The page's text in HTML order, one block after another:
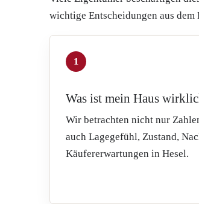
wichtige Entscheidungen aus
1
Was ist mein Haus
Wir betrachten nicht nur
auch Lagegefühl, Zustand,
Käufererwartungen in Hesel.